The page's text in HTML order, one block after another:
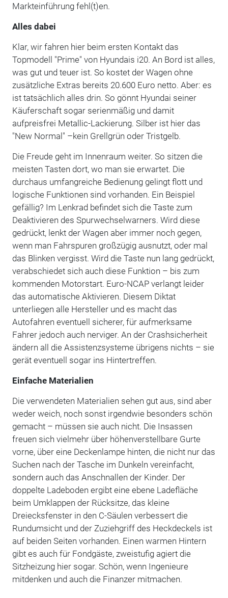
Markteinführung fehl(t)en.
Alles dabei
Klar, wir fahren hier beim ersten Kontakt das
Topmodell "Prime" von Hyundais i20. An Bord ist alles,
was gut und teuer ist. So kostet der Wagen ohne
zusätzliche Extras bereits 20.600 Euro netto. Aber: es
ist tatsächlich alles drin. So gönnt Hyundai seiner
Käuferschaft sogar serienmäßig und damit
aufpreisfrei Metallic-Lackierung. Silber ist hier das
"New Normal" –kein Grellgrün oder Tristgelb.
Die Freude geht im Innenraum weiter. So sitzen die
meisten Tasten dort, wo man sie erwartet. Die
durchaus umfangreiche Bedienung gelingt flott und
logische Funktionen sind vorhanden. Ein Beispiel
gefällig? Im Lenkrad befindet sich die Taste zum
Deaktivieren des Spurwechselwarners. Wird diese
gedrückt, lenkt der Wagen aber immer noch gegen,
wenn man Fahrspuren großzügig ausnutzt, oder mal
das Blinken vergisst. Wird die Taste nun lang gedrückt,
verabschiedet sich auch diese Funktion – bis zum
kommenden Motorstart. Euro-NCAP verlangt leider
das automatische Aktivieren. Diesem Diktat
unterliegen alle Hersteller und es macht das
Autofahren eventuell sicherer, für aufmerksame
Fahrer jedoch auch nerviger. An der Crashsicherheit
ändern all die Assistenzsysteme übrigens nichts – sie
gerät eventuell sogar ins Hintertreffen.
Einfache Materialien
Die verwendeten Materialien sehen gut aus, sind aber
weder weich, noch sonst irgendwie besonders schön
gemacht – müssen sie auch nicht. Die Insassen
freuen sich vielmehr über höhenverstellbare Gurte
vorne, über eine Deckenlampe hinten, die nicht nur das
Suchen nach der Tasche im Dunkeln vereinfacht,
sondern auch das Anschnallen der Kinder. Der
doppelte Ladeboden ergibt eine ebene Ladefläche
beim Umklappen der Rücksitze, das kleine
Dreiecksfenster in den C-Säulen verbessert die
Rundumsicht und der Zuziehgriff des Heckdeckels ist
auf beiden Seiten vorhanden. Einen warmen Hintern
gibt es auch für Fondgäste, zweistufig agiert die
Sitzheizung hier sogar. Schön, wenn Ingenieure
mitdenken und auch die Finanzer mitmachen.